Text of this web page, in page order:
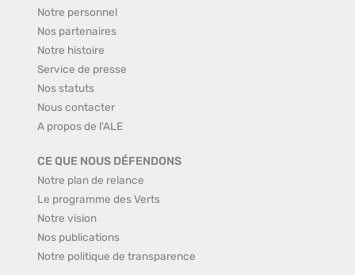
Notre personnel
Nos partenaires
Notre histoire
Service de presse
Nos statuts
Nous contacter
A propos de l'ALE
CE QUE NOUS DÉFENDONS
Notre plan de relance
Le programme des Verts
Notre vision
Nos publications
Notre politique de transparence